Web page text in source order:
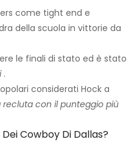
come tight end e
della scuola in vittorie da
le finali di stato ed è stato
.
considerati Hock a
recluta con il punteggio più
Cowboy Di Dallas?